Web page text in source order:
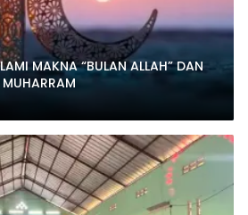
MAKNA “BULAN ALLAH” DAN